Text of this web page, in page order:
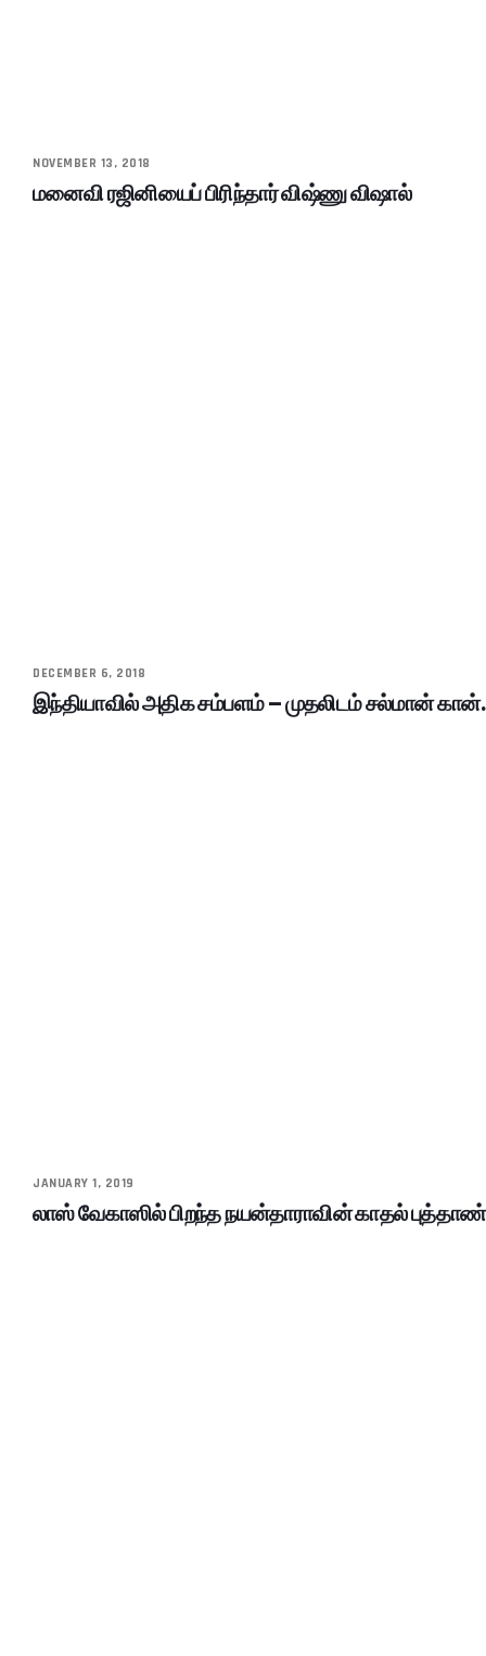
NOVEMBER 13, 2018
மனைவி ரஜினியைப் பிரிந்தார் விஷ்ணு விஷால்
DECEMBER 6, 2018
இந்தியாவில் அதிக சம்பளம் – முதலிடம் சல்மான்
JANUARY 1, 2019
லாஸ் வேகாஸில் பிறந்த நயன்தாராவின் காதல்